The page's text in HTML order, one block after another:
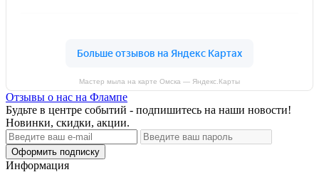
Мастер мыла на карте Омска — Яндекс.Карты
Отзывы о нас на Флампе
Будьте в центре событий - подпишитесь на наши новости!
Новинки, скидки, акции.
Оформить подписку
Информация